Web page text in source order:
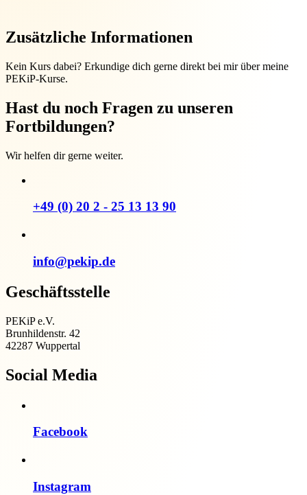
Zusätzliche Informationen
Kein Kurs dabei? Erkundige dich gerne direkt bei mir über meine
PEKiP-Kurse.
Hast du noch Fragen zu unseren
Fortbildungen?
Wir helfen dir gerne weiter.
+49 (0) 20 2 - 25 13 13 90
info@pekip.de
Geschäftsstelle
PEKiP e.V.
Brunhildenstr. 42
42287 Wuppertal
Social Media
Facebook
Instagram